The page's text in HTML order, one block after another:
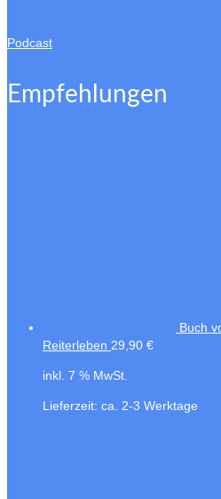
Podcast
Empfehlungen
Buch
Reiterleben 29,90 €
inkl. 7 % MwSt.
Lieferzeit: ca. 2-3 Werktage